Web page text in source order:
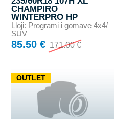
CHAMPIRO
WINTERPRO HP
Lloji: Programi i gomave 4x4/
SUV
85.50 € 171.00 €
OUTLET